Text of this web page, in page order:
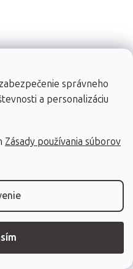
správneho
a personalizáciu
Zásady používania súborov